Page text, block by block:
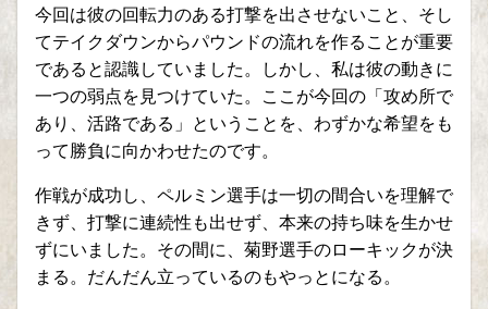
今回は彼の回転力のある打撃を出させないこと、そし
てテイクダウンからパウンドの流れを作ることが重要
であると認識していました。しかし、私は彼の動きに
一つの弱点を見つけていた。ここが今回の「攻め所で
あり、活路である」ということを、わずかな希望をも
って勝負に向かわせたのです。
作戦が成功し、ペルミン選手は一切の間合いを理解で
きず、打撃に連続性も出せず、本来の持ち味を生かせ
ずにいました。その間に、菊野選手のローキックが決
まる。だんだん立っているのもやっとになる。